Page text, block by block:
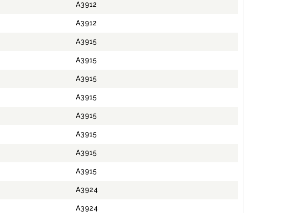
A3912
A3912
A3915
A3915
A3915
A3915
A3915
A3915
A3915
A3915
A3924
A3924